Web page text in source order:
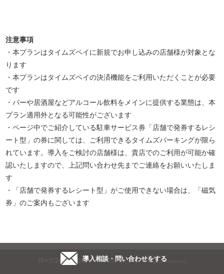
注意事項
・本プランはタイムズペイに新規でお申し込みの店舗様が対象とな
ります
・本プランはタイムズペイの決済機能をご利用いただくことが必要
です
・バーや居酒屋などアルコール飲料をメインに提供する業態は、本
プラン適用外となる可能性がございます
・ページ中でご紹介している駐車サービス券「店舗で発券するレシ
ート型」の券に関しては、ご利用できるタイムズパーキングが限ら
れています。導入をご検討の店舗様は、貴店でのご利用が可能か確
認いたしますので、上記問い合わせ先までご連絡をお願いいたしま
す
・「店舗で発券するレシート型」がご使用できない場合は、「磁気
券」のご案内もございます
導入相談・問い合わせをする